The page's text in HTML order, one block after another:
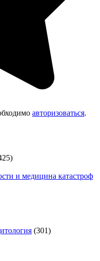
авторизоваться.
и медицина катастроф
(301)